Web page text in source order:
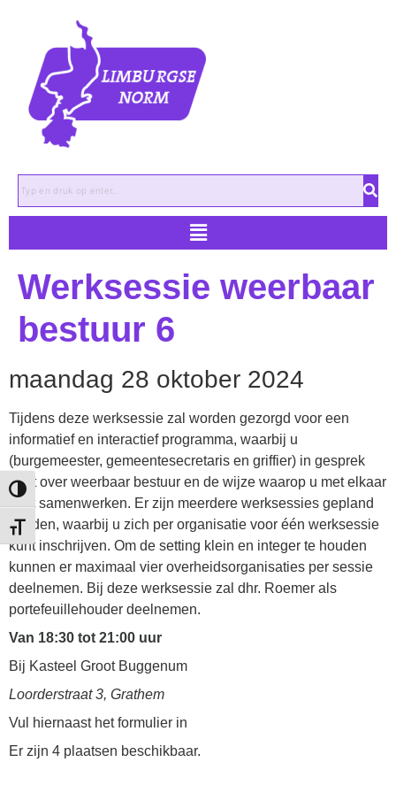
Keuze voor hoog contrast
Kies grootte van het lettertype
Werksessie weerbaar
bestuur 6
maandag 28 oktober 2024
Tijdens deze werksessie zal worden gezorgd voor een
informatief en interactief programma, waarbij u
(burgemeester, gemeentesecretaris en griffier) in gesprek
gaat over weerbaar bestuur en de wijze waarop u met elkaar
kunt samenwerken. Er zijn meerdere werksessies gepland
worden, waarbij u zich per organisatie voor één werksessie
kunt inschrijven. Om de setting klein en integer te houden
kunnen er maximaal vier overheidsorganisaties per sessie
deelnemen. Bij deze werksessie zal dhr. Roemer als
portefeuillehouder deelnemen.
Van 18:30 tot 21:00 uur
Bij Kasteel Groot Buggenum
Loorderstraat 3, Grathem
Vul hiernaast het formulier in
Er zijn 4 plaatsen beschikbaar.